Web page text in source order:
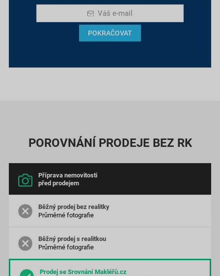
Váš e-mail
POKRAČOVAT
POROVNÁNÍ PRODEJE BEZ RK
Příprava nemovitosti
před prodejem
Průměrnéfotografie
Průměrnéfotografie